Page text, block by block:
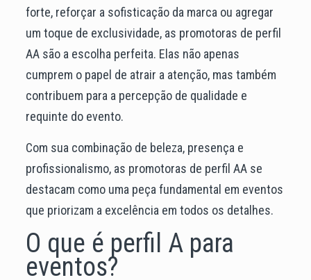
forte, reforçar a sofisticação da marca ou agregar
um toque de exclusividade, as promotoras de perfil
AA são a escolha perfeita. Elas não apenas
cumprem o papel de atrair a atenção, mas também
contribuem para a percepção de qualidade e
requinte do evento.
Com sua combinação de beleza, presença e
profissionalismo, as promotoras de perfil AA se
destacam como uma peça fundamental em eventos
que priorizam a excelência em todos os detalhes.
O que é perfil A para
eventos?